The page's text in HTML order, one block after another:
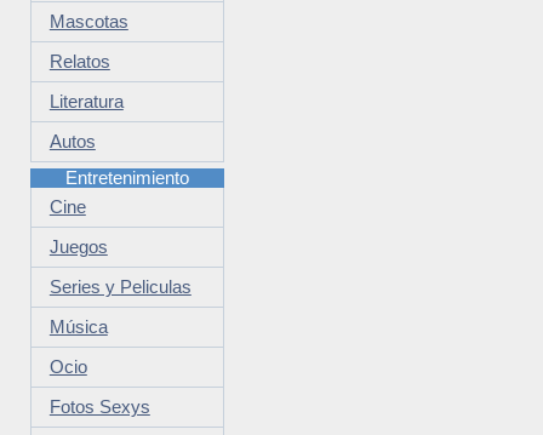
Mascotas
Relatos
Literatura
Autos
Entretenimiento
Cine
Juegos
Series y Peliculas
Música
Ocio
Fotos Sexys